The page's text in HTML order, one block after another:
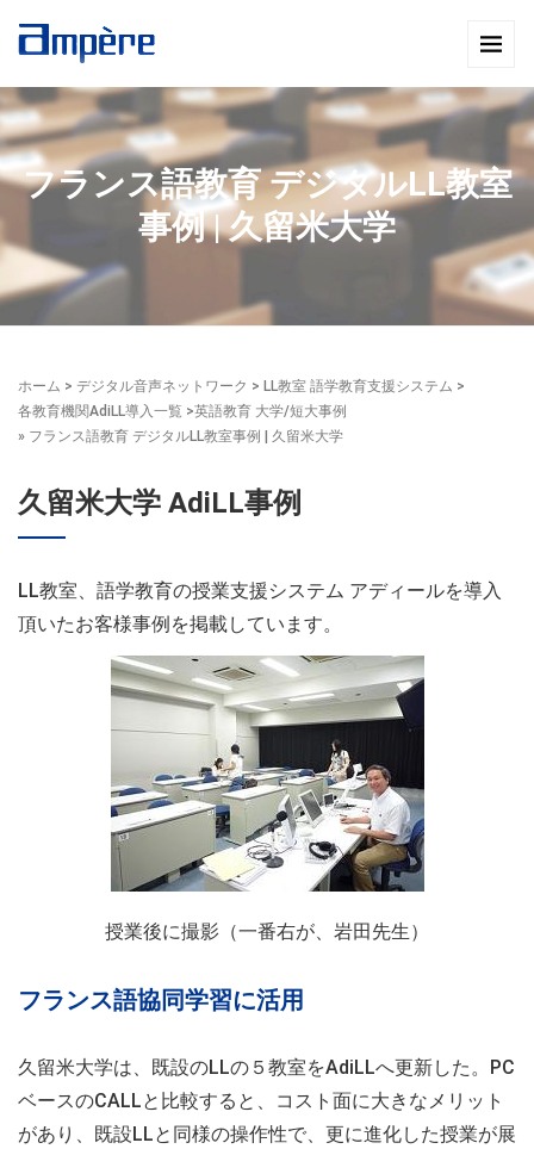
フランス語教育 デジタルLL教室
事例 | 久留米大学
ホーム > デジタル音声ネットワーク > LL教室 語学教育支援システム >
各教育機関AdiLL導入一覧 >英語教育 大学/短大事例
» フランス語教育 デジタルLL教室事例 | 久留米大学
久留米大学 AdiLL事例
LL教室、語学教育の授業支援システム アディールを導入
頂いたお客様事例を掲載しています。
授業後に撮影（一番右が、岩田先生）
フランス語協同学習に活用
久留米大学は、既設のLLの５教室をAdiLLへ更新した。PC
ベースのCALLと比較すると、コスト面に大きなメリット
があり、既設LLと同様の操作性で、更に進化した授業が展